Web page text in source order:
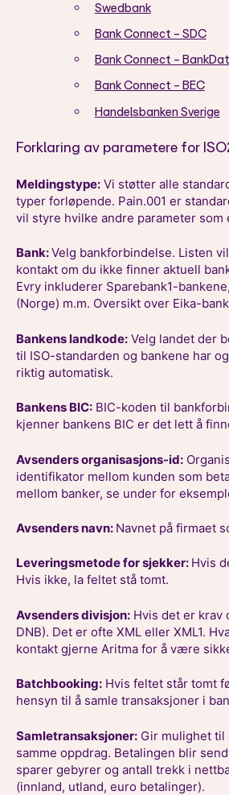
Swedbank
Bank Connect - SDC
Bank Connect -
Bank Connect - BEC
Handelsbanken Sverige
Forklaring av parametere for
Meldingstype:Vi støtter alle
typer forløpende. Pain.001 er
vil styre hvilke andre parameter som
Bank:Velg bankforbindelse. Listen
kontakt om du ikke finner aktuell
Evry inkluderer Sparebank1-
(Norge) m.m. Oversikt over Eika-
Bankens landkode:Velg landet der
til ISO-standarden og bankene har
riktig automatisk.
Bankens BIC:BIC-koden til
kjenner bankens BIC er det lett å
Avsenders organisasjons-id:
identifikator mellom kunden som
mellom banker, se under for
Avsenders navn: Navnet på firmaet
Leveringsmetode for sjekker: Hvis
Hvis ikke, la feltet stå tomt.
Avsenders divisjon:Hvis det er krav
DNB). Det er ofte XML eller XML1.
kontakt gjerne Aritma for å være
Batchbooking:Hvis feltet står tomt
hensyn til å samle transaksjoner i
Samletransaksjoner:Gir mulighet til
samme oppdrag. Betalingen blir
sparer gebyrer og antall trekk i
(innland, utland, euro betalinger).